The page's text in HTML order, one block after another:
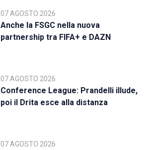
07 AGOSTO 2026
Anche la FSGC nella nuova
partnership tra FIFA+ e DAZN
07 AGOSTO 2026
Conference League: Prandelli illude,
poi il Drita esce alla distanza
07 AGOSTO 2026